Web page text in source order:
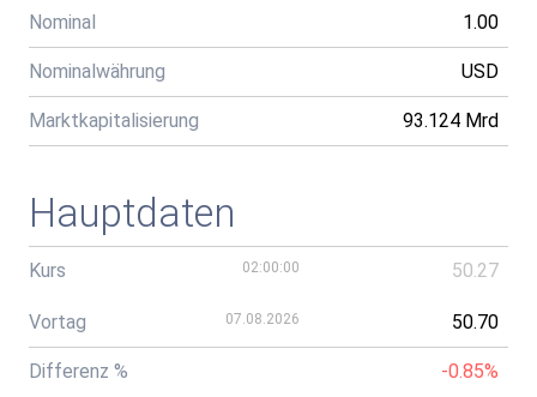
Nominal 1.00
Nominalwährung USD
Marktkapitalisierung 93.124 Mrd
Hauptdaten
Kurs 02:00:00 50.27
Vortag 07.08.2026 50.70
Differenz % -0.85%